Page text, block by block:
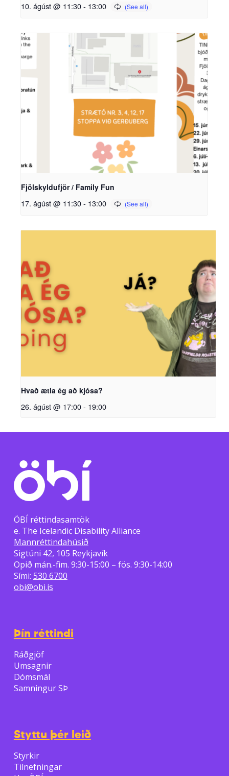
10. ágúst @ 11:30- 13:00
Fjölskyldufjör / Family Fun
17. ágúst @ 11:30- 13:00
Hvað ætla ég að kjósa?
26. ágúst @ 17:00- 19:00
ÖBÍ réttindasamtök
e. The Icelandic Disability Alliance
Mannréttindahúsið
Sigtúni 42, 105 Reykjavík
Opið mán.-fim. 9:30-15:00 – fös. 9:30-14:00
Sími: 530 6700
obi@obi.is
Þín réttindi
Ráðgjöf
Umsagnir
Dómsmál
Samningur SÞ
Styttu þér leið
Styrkir
Tilnefningar